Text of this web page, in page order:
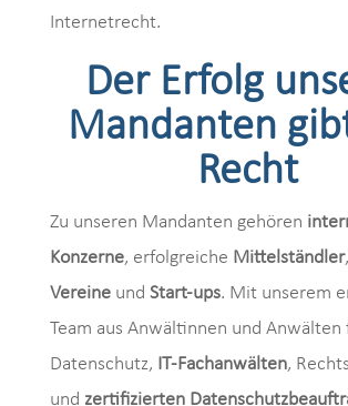
Internetrecht.
Der Erfolg
Mandanten
Recht
Zu unseren Mandanten gehören
Konzerne, erfolgreiche Mittelständler
Vereineund Start-ups. Mit unserem
Team aus Anwältinnen und Anwälten
Datenschutz, IT-Fachanwälten,
und zertifizierten